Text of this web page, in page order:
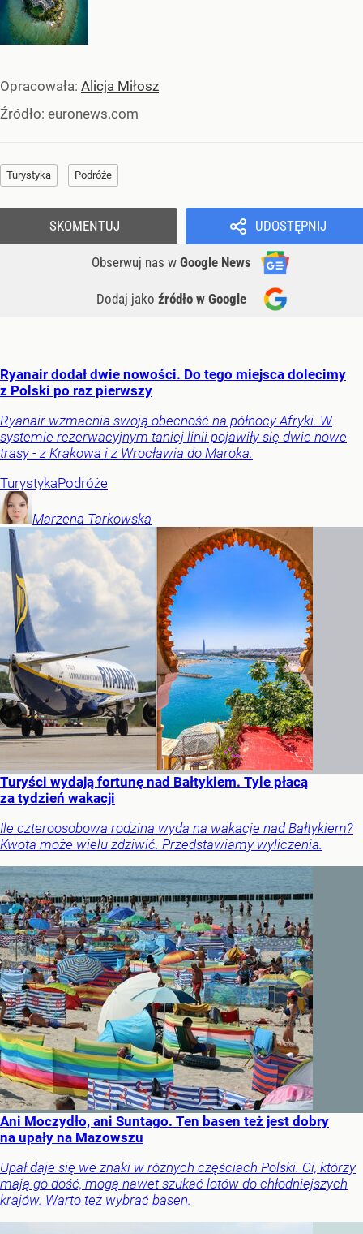
Opracowała: Alicja Miłosz
Źródło: euronews.com
Turystyka Podróże
UDOSTĘPNIJ
Obserwuj nas w Google News
Dodaj jako źródło w Google
SKOMENTUJ
Ryanair dodał dwie nowości. Do tego miejsca dolecimy
z Polski po raz pierwszy
Ryanair wzmacnia swoją obecność na północy Afryki. W
systemie rezerwacyjnym taniej linii pojawiły się dwie nowe
trasy - z Krakowa i z Wrocławia do Maroka.
TurystykaPodróże
Marzena Tarkowska
Turyści wydają fortunę nad Bałtykiem. Tyle płacą
za tydzień wakacji
Ile czteroosobowa rodzina wyda na wakacje nad Bałtykiem?
Kwota może wielu zdziwić. Przedstawiamy wyliczenia.
Ani Moczydło, ani Suntago. Ten basen też jest dobry
na upały na Mazowszu
Upał daje się we znaki w różnych częściach Polski. Ci, którzy
mają go dość, mogą nawet szukać lotów do chłodniejszych
krajów. Warto też wybrać basen.